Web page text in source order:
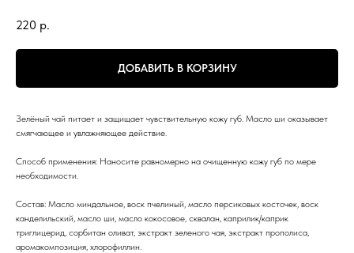
220 р.
ДОБАВИТЬ В КОРЗИНУ
Зелёный чай питает и защищает чувствительную кожу губ. Масло ши оказывает
смягчающее и увлажняющее действие.
Способ применения: Наносите равномерно на очищенную кожу губ по мере
необходимости.
Состав: Масло миндальное, воск пчелиный, масло персиковых косточек, воск
канделильский, масло ши, масло кокосовое, сквалан, каприлик/каприк
триглицерид, сорбитан оливат, экстракт зеленого чая, экстракт прополиса,
аромакомпозиция, хлорофиллин.